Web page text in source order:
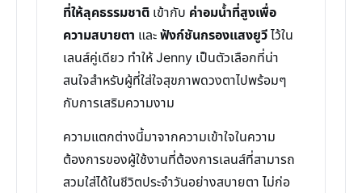
ที่ให้ลุคธรรมชาติ เข้ากับ ค่าอมน้ำที่สูงเพื่อ
ความสบายตา และฟังก์ชันกรองแสงยูวีไว้ใน
เลนส์คู่เดียว ทำให้ Jenny เป็นตัวเลือกที่น่า
สนใจสำหรับผู้ที่ใส่ใจสุขภาพดวงตาไปพร้อมๆ
กับการเสริมความงาม
ความแตกต่างนี้มาจากความเข้าใจในความ
ต้องการของผู้ใช้งานที่ต้องการเลนส์ที่สามารถ
สวมใส่ได้ในชีวิตประจำวันอย่างสบายตา ไม่ก่อ